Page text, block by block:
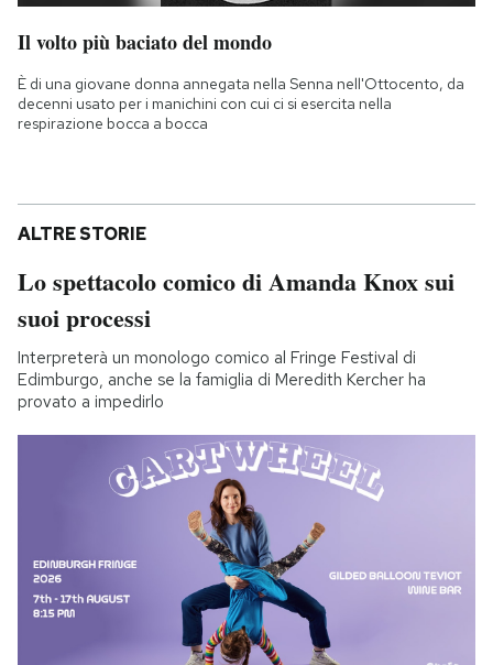
Il volto più baciato del mondo
È di una giovane donna annegata nella Senna nell'Ottocento, da
decenni usato per i manichini con cui ci si esercita nella
respirazione bocca a bocca
ALTRE STORIE
Lo spettacolo comico di Amanda Knox sui
suoi processi
Interpreterà un monologo comico al Fringe Festival di
Edimburgo, anche se la famiglia di Meredith Kercher ha
provato a impedirlo